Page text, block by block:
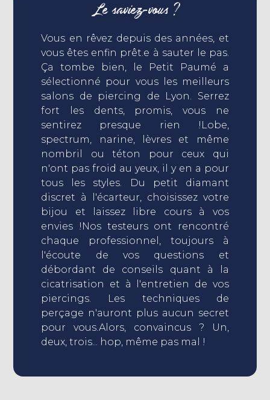
Le saviez-vous ?
Vous en rêvez depuis des années, et
vous êtes enfin prêt.e à sauter le pas.
Ça tombe bien, le Petit Paumé a
sélectionné pour vous les meilleurs
salons de piercing de Lyon. Serrez
fort les dents, promis, vous ne
sentirez presque rien !Lobe,
spectrum, narine, lèvres et même
nombril ou téton pour ceux qui
n'ont pas froid au yeux, il y en a pour
tous les styles. Du petit diamant
discret à l'écarteur, choisissez votre
bijou et laissez libre cours à vos
envies !Nos testeurs ont rencontré
chaque professionnel, toujours à
l'écoute de vos questions et
débordant de conseils quant à la
cicatrisation et à l'entretien de vos
piercings. Les techniques de
perçage n'auront plus aucun secret
pour vous.Alors, convaincus ? Un,
deux, trois... hop, même pas mal !